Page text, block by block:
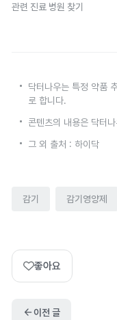
관련 진료 병원 찾기
닥터나우는 특정 약품
로 합니다.
콘텐츠의 내용은 닥터
그 외 출처 : 하이닥
감기 감기영양제
좋아요
arrow_back이전 글